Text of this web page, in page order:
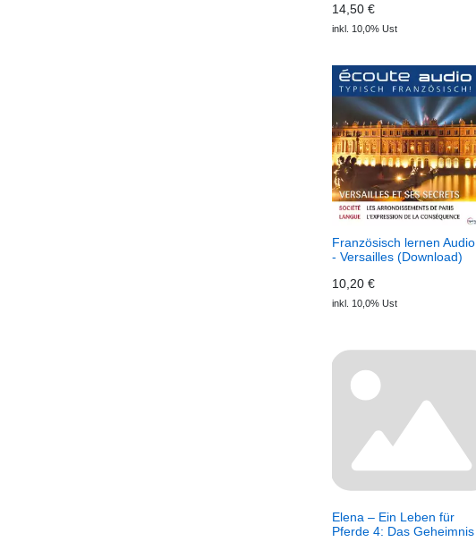
14,50 €
inkl. 10,0% Ust
Französisch lernen Audio
- Versailles (Download)
10,20 €
inkl. 10,0% Ust
Elena – Ein Leben für
Pferde 4: Das Geheimnis